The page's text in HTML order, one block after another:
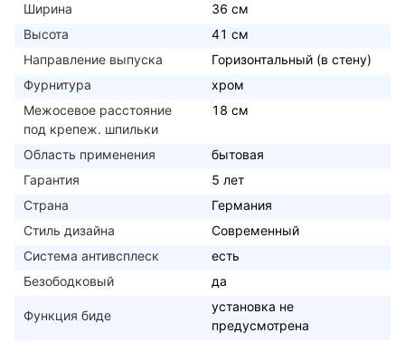
Ширина
36 см
Высота
41 см
Направление выпуска
Горизонтальный (в стену)
Фурнитура
хром
Межосевое расстояние
под крепеж. шпильки
18 см
Область применения
бытовая
Гарантия
5 лет
Страна
Германия
Стиль дизайна
Современный
Система антивсплеск
есть
Безободковый
да
Функция биде
установка не
предусмотрена